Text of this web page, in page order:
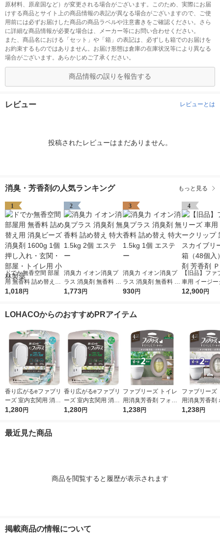
原材料、原産国など）が変更される場合がございます。このため、実際にお届
けする商品とサイト上の商品情報の表記が異なる場合がございますので、ご使
用前には必ずお届けした商品の商品ラベルや注意書きをご確認ください。さら
に詳細な商品情報が必要な場合は、メーカー等にお問い合わせください。
また、商品名における「セット」や「箱」の表記は、必ずしも箱でのお届けを
お約束するものではありません。お届け形態は倉庫の在庫状況等により異なる
場合がございます。あらかじめご了承ください。
商品情報の誤りを報告する
レビュー レビューとは
投稿されたレビューはまだありません。
消臭・芳香剤の人気ランキング もっと見る
1
ドでか無香空間 部屋
用 無香料 詰め替え用
消臭ビーズ 消臭剤 16
小林製薬
1,018円
2
消臭力 イオン消臭プ
ラス 消臭剤 無香料 詰
め替え 特大 1.5kg 2個
1,773円
3
消臭力 イオン消臭プ
ラス 消臭剤 無香料 詰
め替え 特大 1.5kg 1個
930円
4
【旧品】ファ
車用 イージー
プ 業務用 ス
12,900円
LOHACOからのおすすめPRアイテム
香り広がるeファブリ
ーズ 室内玄関用 消臭
芳香剤 ホワイトリリ
1,280円
香り広がるeファブリ
ーズ 室内玄関用 消臭
芳香剤 すずらん＆グ
1,280円
ファブリーズ トイレ
用消臭芳香剤 フォレ
スト＆シダーウッドの
1,238円
ファブリーズ
用消臭芳香剤
トムスクの香
1,238円
最近見た商品
商品を閲覧すると履歴が表示されます
掲載商品の情報について